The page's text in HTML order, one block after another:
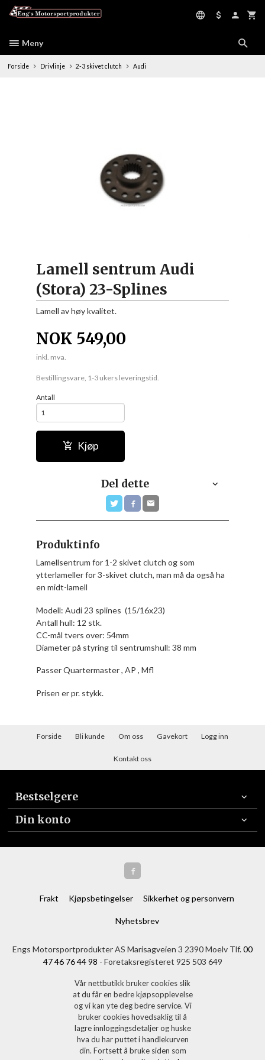
Meny
Forside Drivlinje 2-3 skivet clutch Audi
Lamell sentrum Audi
(Stora) 23-Splines
Lamell av høy kvalitet.
NOK 549,00
inkl. mva.
Bestillingsvare, 1-3 ukers leveringstid.
Antall
Kjøp
Del dette
Produktinfo
Lamellsentrum for 1-2 skivet clutch og som
ytterlameller for 3-skivet clutch, man må da også ha
en midt-lamell
Modell: Audi 23 splines (15/16x23)
Antall hull: 12 stk.
CC-mål tvers over: 54mm
Diameter på styring til sentrumshull: 38 mm
Passer Quartermaster , AP , Mfl
Prisen er pr. stykk.
Forside Bli kunde Om oss Gavekort Logg inn
Kontakt oss
Bestselgere
Din konto
Frakt Kjøpsbetingelser Sikkerhet og personvern
Nyhetsbrev
Engs Motorsportprodukter AS Marisagveien 3 2390 Moelv Tlf.00
47 46 76 44 98 - Foretaksregisteret 925 503 649
Vår nettbutikk bruker cookies slik
at du får en bedre kjøpsopplevelse
og vi kan yte deg bedre service. Vi
bruker cookies hovedsaklig til å
lagre innloggingsdetaljer og huske
hva du har puttet i handlekurven
din. Fortsett å bruke siden som